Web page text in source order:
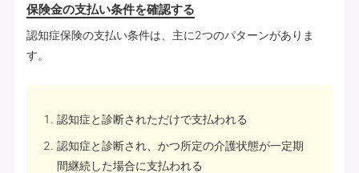
保険金の支払い条件を確認する
認知症保険の支払い条件は、主に2つのパターンがありま
す。
認知症と診断されただけで支払われる
認知症と診断され、かつ所定の介護状態が一定期
間継続した場合に支払われる